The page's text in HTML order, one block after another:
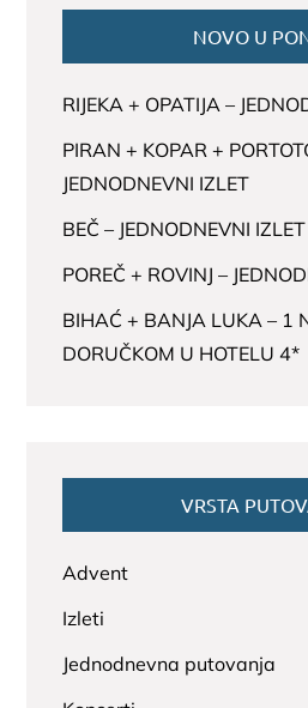
NOVO U
RIJEKA + OPATIJA –
PIRAN + KOPAR +
JEDNODNEVNI IZLET
BEČ – JEDNODNEVNI IZLET
POREČ + ROVINJ –
BIHAĆ + BANJA LUKA – 1
DORUČKOM U HOTELU 4*
VRSTA
Advent
Izleti
Jednodnevna putovanja